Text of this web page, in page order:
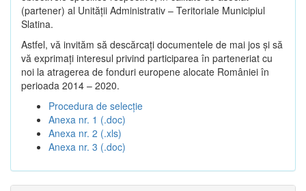
(partener) al Unității Administrativ – Teritoriale Municipiul
Slatina.
Astfel, vă invităm să descărcați documentele de mai jos și să
vă exprimați interesul privind participarea în parteneriat cu
noi la atragerea de fonduri europene alocate României în
perioada 2014 – 2020.
Procedura de selecție
Anexa nr. 1 (.doc)
Anexa nr. 2 (.xls)
Anexa nr. 3 (.doc)